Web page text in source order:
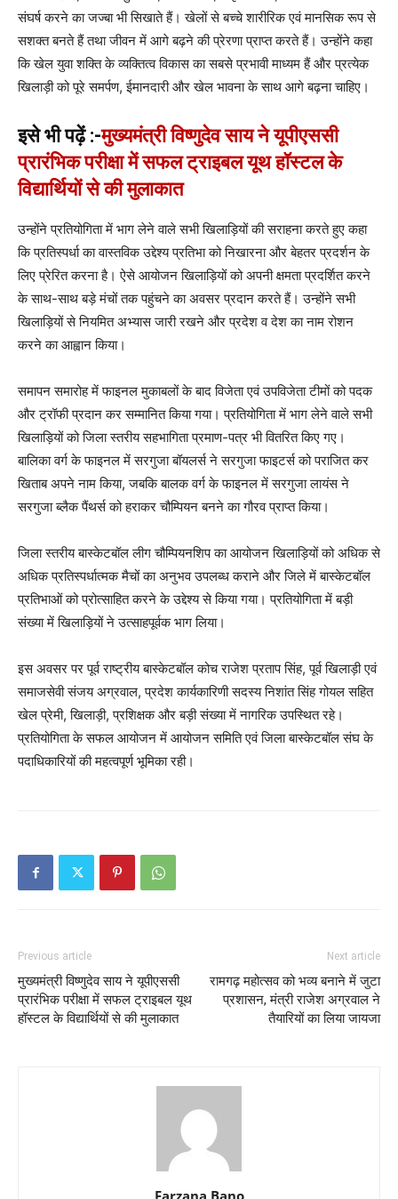
संघर्ष करने का जज्बा भी सिखाते हैं। खेलों से बच्चे शारीरिक एवं मानसिक रूप से
सशक्त बनते हैं तथा जीवन में आगे बढ़ने की प्रेरणा प्राप्त करते हैं। उन्होंने कहा
कि खेल युवा शक्ति के व्यक्तित्व विकास का सबसे प्रभावी माध्यम हैं और प्रत्येक
खिलाड़ी को पूरे समर्पण, ईमानदारी और खेल भावना के साथ आगे बढ़ना चाहिए।
इसे भी पढ़ें :-मुख्यमंत्री विष्णुदेव साय ने यूपीएससी
प्रारंभिक परीक्षा में सफल ट्राइबल यूथ हॉस्टल के
विद्यार्थियों से की मुलाकात
उन्होंने प्रतियोगिता में भाग लेने वाले सभी खिलाड़ियों की सराहना करते हुए कहा
कि प्रतिस्पर्धा का वास्तविक उद्देश्य प्रतिभा को निखारना और बेहतर प्रदर्शन के
लिए प्रेरित करना है। ऐसे आयोजन खिलाड़ियों को अपनी क्षमता प्रदर्शित करने
के साथ-साथ बड़े मंचों तक पहुंचने का अवसर प्रदान करते हैं। उन्होंने सभी
खिलाड़ियों से नियमित अभ्यास जारी रखने और प्रदेश व देश का नाम रोशन
करने का आह्वान किया।
समापन समारोह में फाइनल मुकाबलों के बाद विजेता एवं उपविजेता टीमों को पदक
और ट्रॉफी प्रदान कर सम्मानित किया गया। प्रतियोगिता में भाग लेने वाले सभी
खिलाड़ियों को जिला स्तरीय सहभागिता प्रमाण-पत्र भी वितरित किए गए।
बालिका वर्ग के फाइनल में सरगुजा बॉयलर्स ने सरगुजा फाइटर्स को पराजित कर
खिताब अपने नाम किया, जबकि बालक वर्ग के फाइनल में सरगुजा लायंस ने
सरगुजा ब्लैक पैंथर्स को हराकर चौम्पियन बनने का गौरव प्राप्त किया।
जिला स्तरीय बास्केटबॉल लीग चौम्पियनशिप का आयोजन खिलाड़ियों को अधिक से
अधिक प्रतिस्पर्धात्मक मैचों का अनुभव उपलब्ध कराने और जिले में बास्केटबॉल
प्रतिभाओं को प्रोत्साहित करने के उद्देश्य से किया गया। प्रतियोगिता में बड़ी
संख्या में खिलाड़ियों ने उत्साहपूर्वक भाग लिया।
इस अवसर पर पूर्व राष्ट्रीय बास्केटबॉल कोच राजेश प्रताप सिंह, पूर्व खिलाड़ी एवं
समाजसेवी संजय अग्रवाल, प्रदेश कार्यकारिणी सदस्य निशांत सिंह गोयल सहित
खेल प्रेमी, खिलाड़ी, प्रशिक्षक और बड़ी संख्या में नागरिक उपस्थित रहे।
प्रतियोगिता के सफल आयोजन में आयोजन समिति एवं जिला बास्केटबॉल संघ के
पदाधिकारियों की महत्वपूर्ण भूमिका रही।
Previous article
मुख्यमंत्री विष्णुदेव साय ने यूपीएससी
प्रारंभिक परीक्षा में सफल ट्राइबल यूथ
हॉस्टल के विद्यार्थियों से की मुलाकात
Next article
रामगढ़ महोत्सव को भव्य बनाने में जुटा
प्रशासन, मंत्री राजेश अग्रवाल ने
तैयारियों का लिया जायजा
Farzana Bano